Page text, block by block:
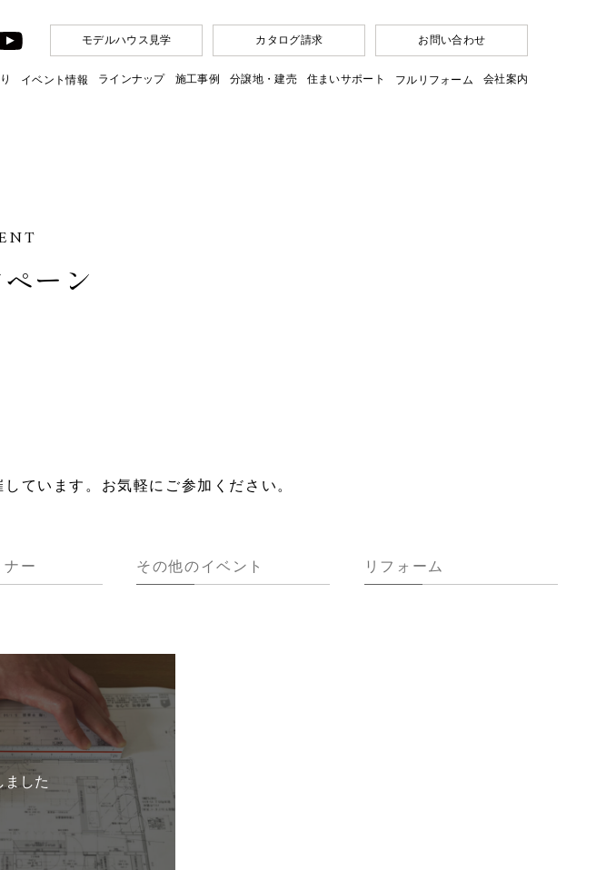
イベント情報 ラインナップ 施工事例 分譲地・建売 住まいサポート フルリフォーム 会社案内
モデルハウス見学 カタログ請求 お問い合わせ
ーン
ています。 お気軽にご参加ください。
ナー その他のイベント リフォーム
ました